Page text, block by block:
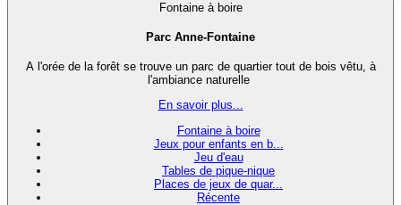
Fontaine à boire
Parc Anne-Fontaine
A l'orée de la forêt se trouve un parc de quartier tout de bois vêtu, à
l'ambiance naturelle
En savoir plus...
Fontaine à boire
Jeux pour enfants en b...
Jeu d'eau
Tables de pique-nique
Places de jeux de quar...
Récente